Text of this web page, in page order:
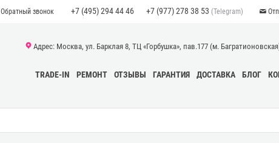
Обратный звонок +7 (495) 294 44 46 +7 (977) 278 38 53 (Telegram)
Адрес: Москва, ул. Барклая 8, ТЦ «Горбушка», пав.177 (м.
TRADE-IN РЕМОНТ ОТЗЫВЫ ГАРАНТИЯ ДОСТАВКА БЛОГ